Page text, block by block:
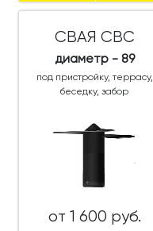
СВАЯ СВС
диаметр - 89
под пристройку, террасу,
беседку, забор
от 1 600 руб.